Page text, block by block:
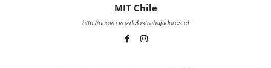
MIT Chile
http://nuevo.vozdelostrabajadores.cl